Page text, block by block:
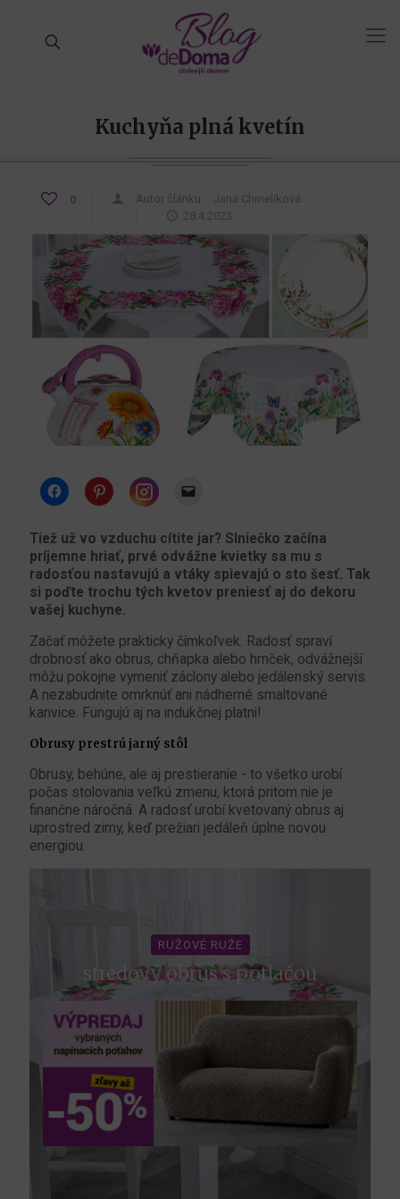
Kuchyňa plná kvetín
0 Autor článku:
Jana Chmelíková
28.4.2023
Instagram
Tiež už vo vzduchu cítite jar? Slniečko začína
príjemne hriať, prvé odvážne kvietky sa mu s
radosťou nastavujú a vtáky spievajú o sto šesť. Tak
si poďte trochu tých kvetov preniesť aj do dekoru
vašej kuchyne.
Začať môžete prakticky čímkoľvek. Radosť spraví
drobnosť ako obrus, chňapka alebo hrnček, odvážnejší
môžu pokojne vymeniť záclony alebo jedálenský servis.
A nezabudnite omrknúť ani nádherné smaltované
kanvice. Fungujú aj na indukčnej platni!
Obrusy prestrú jarný stôl
Obrusy, behúne, ale aj prestieranie - to všetko urobí
počas stolovania veľkú zmenu, ktorá pritom nie je
finančne náročná. A radosť urobí kvetovaný obrus aj
uprostred zimy, keď prežiari jedáleň úplne novou
energiou.
RUŽOVÉ RUŽE
stredový obrus s potlačou